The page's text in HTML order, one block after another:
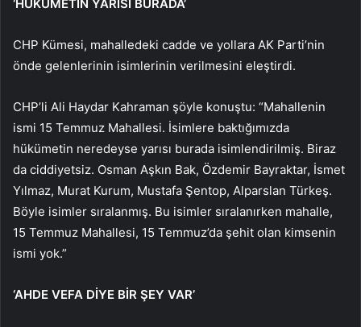
‘HÜKÜMETİN YARISI BURADA’
CHP Kümesi, mahalledeki cadde ve yollara AK Parti’nin
önde gelenlerinin isimlerinin verilmesini eleştirdi.
CHP’li Ali Haydar Kahraman şöyle konuştu: “Mahallenin
ismi 15 Temmuz Mahallesi. İsimlere baktığımızda
hükümetin neredeyse yarısı burada isimlendirilmiş. Biraz
da ciddiyetsiz. Osman Aşkın Bak, Özdemir Bayraktar, İsmet
Yılmaz, Murat Kurum, Mustafa Şentop, Alparslan Türkeş.
Böyle isimler sıralanmış. Bu isimler sıralanırken mahalle,
15 Temmuz Mahallesi, 15 Temmuz’da şehit olan kimsenin
ismi yok.”
‘AHDE VEFA DİYE BİR ŞEY VAR’